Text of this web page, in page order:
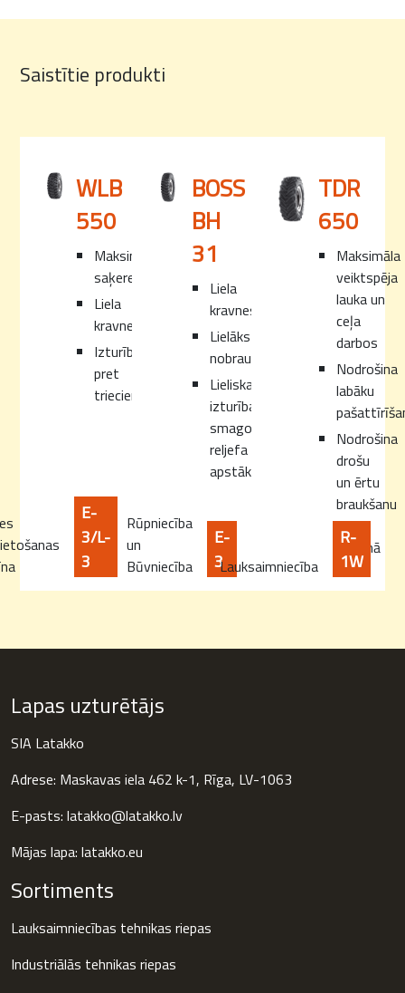
Saistītie produkti
WLB
550
Maksimāla
saķere
Liela
kravnesība
Izturība
pret
triecieniem
E-
3/L-
3
BOSS
BH
31
Liela
kravnesība
Lielāks
nobraukums
Lieliska
izturība
smagos
reljefa
apstākļos
Rūpniecība
un
Būvniecība
E-
3
TDR
650
Maksimāla
veiktspēja
lauka un
ceļa
darbos
Nodrošina
labāku
Nodrošina
drošu
un ērtu
braukšanu
lielā
ātrumā
Lauksaimniecība
R-
1W
Lapas uzturētājs
SIA Latakko
Adrese: Maskavas iela 462 k-1, Rīga, LV-1063
E-pasts: latakko@latakko.lv
Mājas lapa: latakko.eu
Sortiments
Lauksaimniecības tehnikas riepas
Industriālās tehnikas riepas